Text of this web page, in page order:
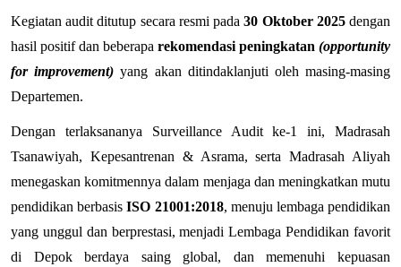
Kegiatan audit ditutup secara resmi pada 30 Oktober 2025 dengan
hasil positif dan beberapa rekomendasi peningkatan (opportunity
for improvement) yang akan ditindaklanjuti oleh masing-masing
Departemen.
Dengan terlaksananya Surveillance Audit ke-1 ini, Madrasah
Tsanawiyah, Kepesantrenan & Asrama, serta Madrasah Aliyah
menegaskan komitmennya dalam menjaga dan meningkatkan mutu
pendidikan berbasis ISO 21001:2018, menuju lembaga pendidikan
yang unggul dan berprestasi, menjadi Lembaga Pendidikan favorit
di Depok berdaya saing global, dan memenuhi kepuasan